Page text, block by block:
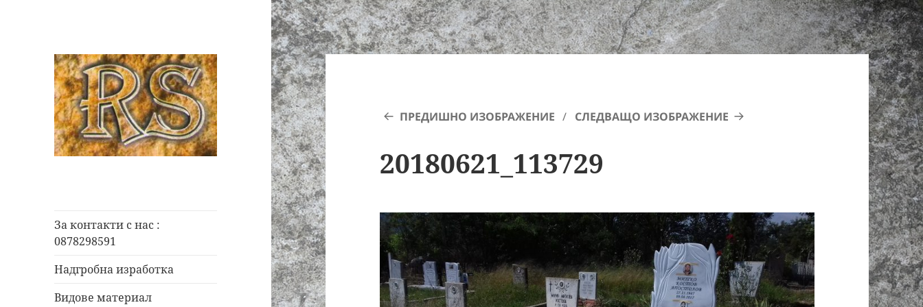
Каменоделски
услуги
За контакти с нас :
0878298591
Надгробна изработка
Видове материал
ПРЕДИШНО ИЗОБРАЖЕНИЕ СЛЕДВАЩО ИЗОБРАЖЕНИЕ
20180621_113729